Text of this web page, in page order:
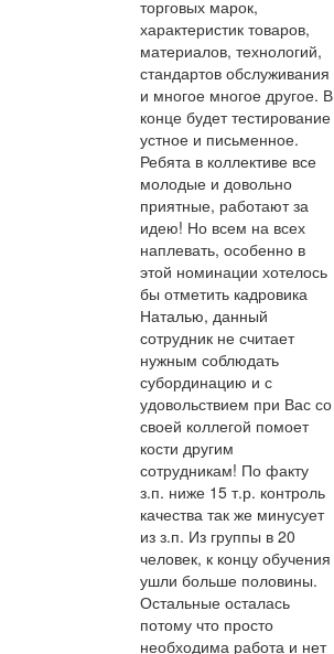
торговых марок,
характеристик товаров,
материалов, технологий,
стандартов обслуживания
и многое многое другое. В
конце будет тестирование
устное и письменное.
Ребята в коллективе все
молодые и довольно
приятные, работают за
идею! Но всем на всех
наплевать, особенно в
этой номинации хотелось
бы отметить кадровика
Наталью, данный
сотрудник не считает
нужным соблюдать
субординацию и с
удовольствием при Вас со
своей коллегой помоет
кости другим
сотрудникам! По факту
з.п. ниже 15 т.р. контроль
качества так же минусует
из з.п. Из группы в 20
человек, к концу обучения
ушли больше половины.
Остальные осталась
потому что просто
необходима работа и нет